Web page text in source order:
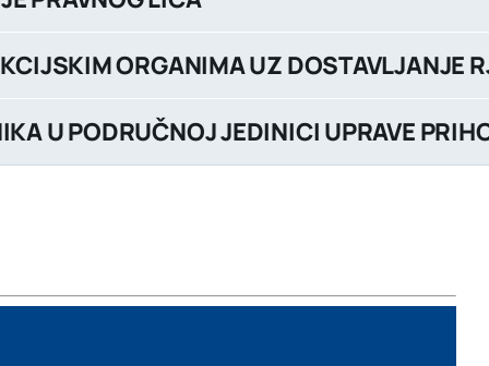
ORGANIMA UZ DOSTAVLJANJE
U PODRUČNOJ JEDINICI UPRAVE